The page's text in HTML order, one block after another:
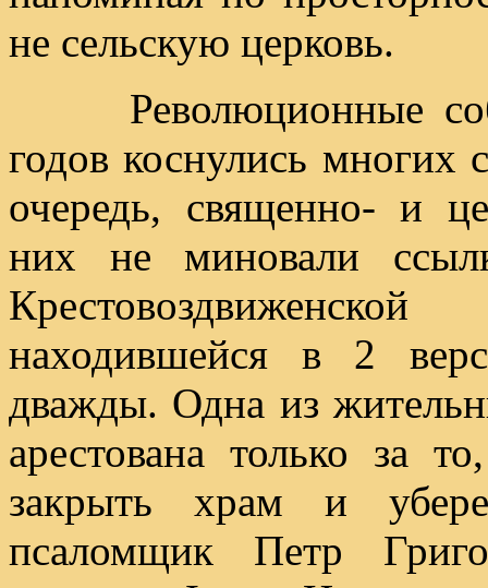
не сельскую церковь.
Революционные
годов коснулись многих
очередь, священно- и
них не миновали
находившейся в 2
дважды. Одна из
арестована только за
закрыть храм и
псаломщик Петр